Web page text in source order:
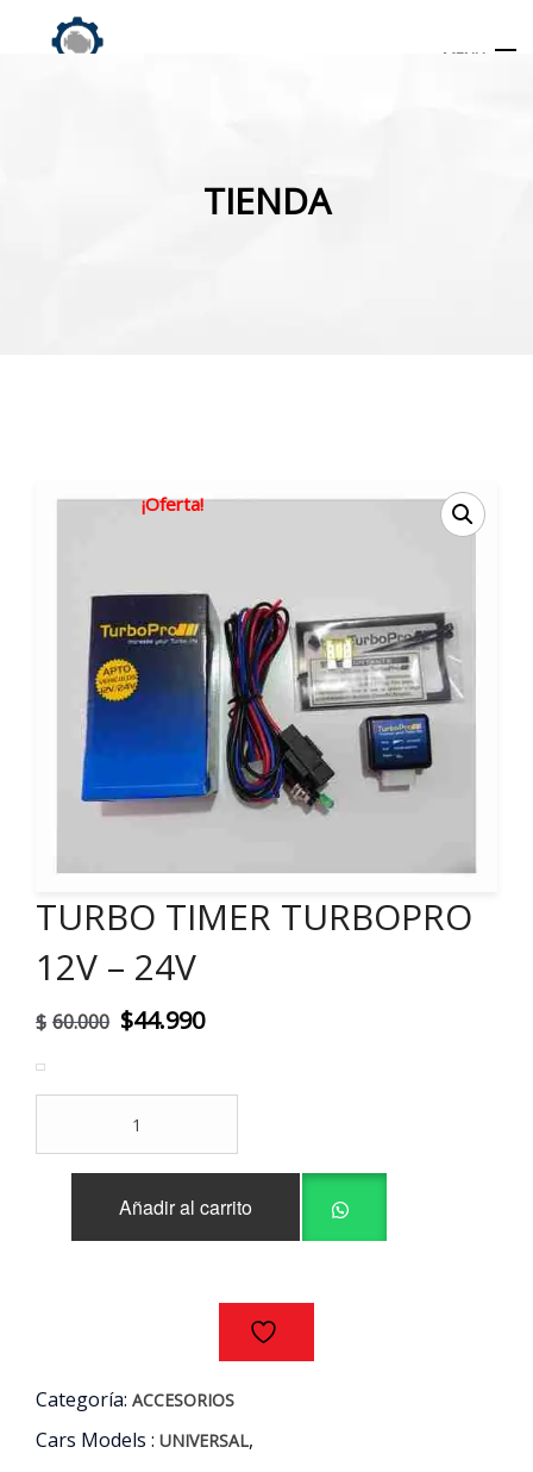
MENU
TIENDA
¡Oferta!
TURBO TIMER TURBOPRO
12V – 24V
$ 60.000 El
original
era:
$60.000.
$44.990El
actual
$44.990.
TURBOPRO
Añadir al carrito
Categoría: ACCESORIOS
Cars Models : UNIVERSAL,